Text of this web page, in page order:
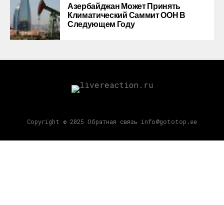
Азербайджан Может Принять
Климатический Саммит ООН В
Следующем Году
Copyright © 2025 Обратная связь info@gototop.ee